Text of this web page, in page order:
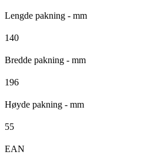
Lengde pakning - mm
140
Bredde pakning - mm
196
Høyde pakning - mm
55
EAN